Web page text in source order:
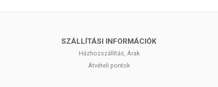
SZÁLLÍTÁSI INFORMÁCIÓK
Házhozszállítás, Árak
Átvételi pontok